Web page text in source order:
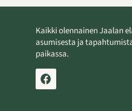
Kaikki olennainen Jaalan
asumisesta ja
paikassa.